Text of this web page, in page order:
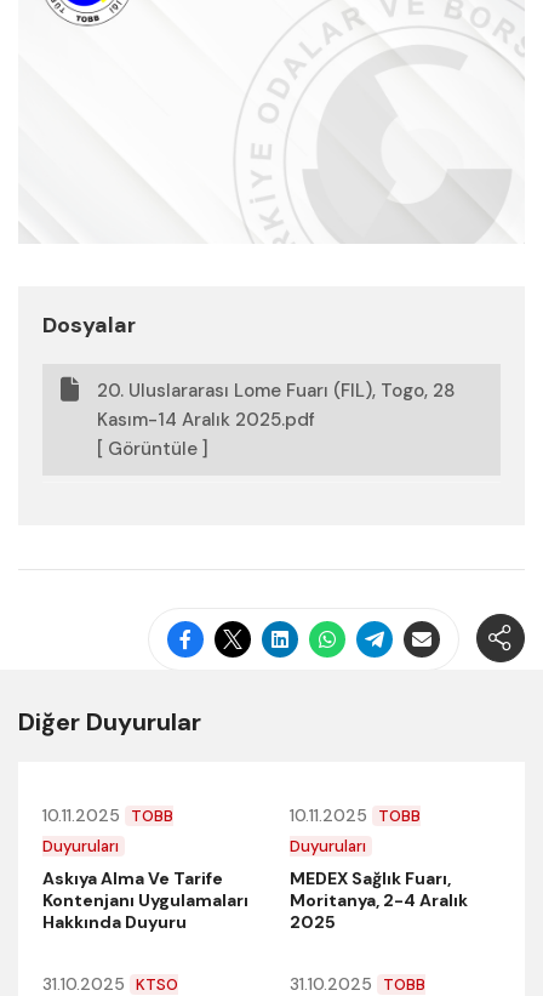
Dosyalar
20. Uluslararası Lome Fuarı (FIL), Togo, 28
Kasım-14 Aralık 2025.pdf
[ Görüntüle ]
Diğer Duyurular
10.11.2025
TOBB
Duyuruları
Askıya Alma Ve Tarife
Kontenjanı Uygulamaları
Hakkında Duyuru
10.11.2025
TOBB
Duyuruları
MEDEX Sağlık Fuarı,
Moritanya, 2-4 Aralık
2025
31.10.2025 KTSO
31.10.2025
TOBB